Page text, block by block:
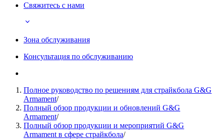
Свяжитесь с нами
Зона обслуживания
Консультация по обслуживанию
Полное руководство по решениям для страйкбола G&G
Armament/
Полный обзор продукции и обновлений G&G
Armament/
Полный обзор продукции и мероприятий G&G
Armament в сфере страйкбола/